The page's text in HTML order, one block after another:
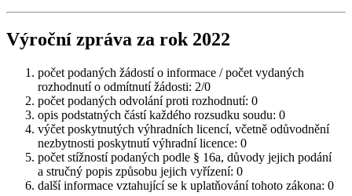
Výroční zpráva za rok 2022
počet podaných žádostí o informace / počet vydaných
rozhodnutí o odmítnutí žádosti: 2/0
počet podaných odvolání proti rozhodnutí: 0
opis podstatných částí každého rozsudku soudu: 0
výčet poskytnutých výhradních licencí, včetně odůvodnění
nezbytnosti poskytnutí výhradní licence: 0
počet stížností podaných podle § 16a, důvody jejich podání
a stručný popis způsobu jejich vyřízení: 0
další informace vztahující se k uplatňování tohoto zákona: 0